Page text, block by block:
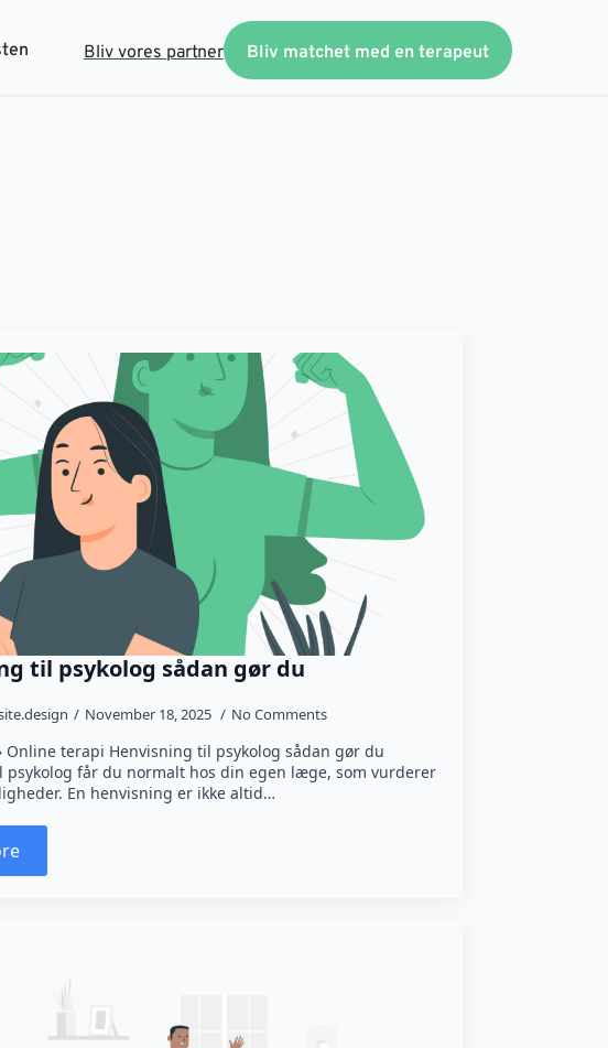
Bliv vores partner Bliv matchet med en terapeut
til psykolog sådan gør du
November 18, 2025 No Comments
Online terapi Henvisning til psykolog sådan gør du
psykolog får du normalt hos din egen læge, som vurderer
En henvisning er ikke altid…